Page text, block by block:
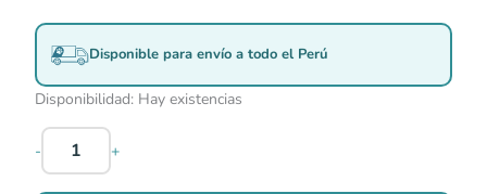
Disponible para envío a todo el Perú
Disponibilidad: Hay existencias
- +